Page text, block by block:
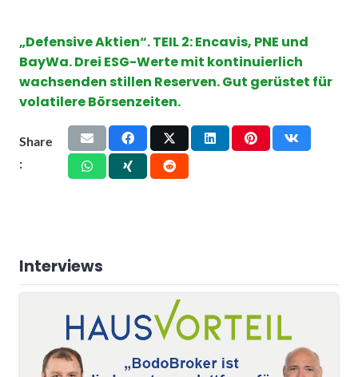
„Defensive Aktien“. TEIL 2: Encavis, PNE und
BayWa. Drei ESG-Werte mit kontinuierlich
wachsenden stillen Reserven. Gut gerüstet für
volatilere Börsenzeiten.
Share
:
Interviews